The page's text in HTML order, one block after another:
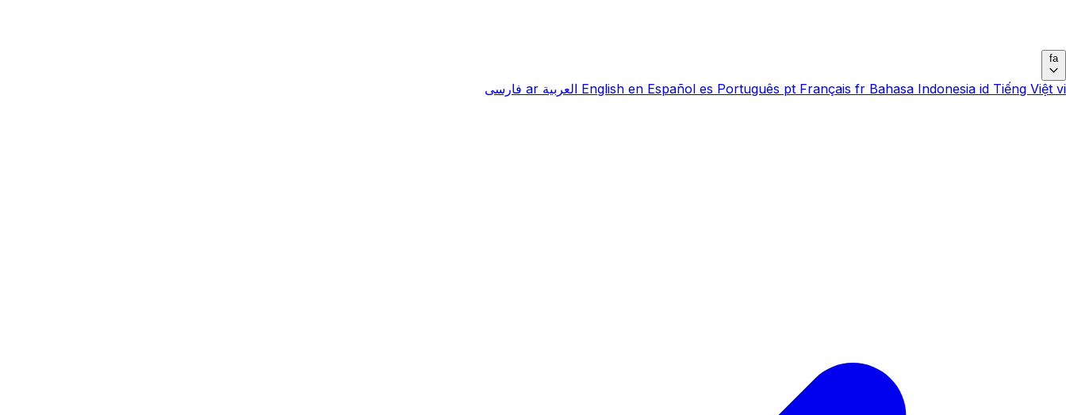
fa
English en Español es Português pt Français fr Bahasa Indonesia id Tiếng Việt vi العربية ar فارسی